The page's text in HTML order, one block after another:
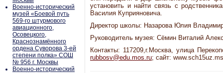
Военно-исторический
музей «Боевой путь
569-го штурмового
авиационного,
Осовецкого,
Краснознамённого
ордена Суворова 3-ей
степени полка» СОШ
№ 956 г. Москвы
Военно-исторический
установить и найти связь с
Василия Куприяновича.
Директор школы: Назарова Юлия
Руководитель музея: Сёмин Виталий
Контакты: 117209,г.Москва, улица
rubbosv@edu.mos.ru; сайт: